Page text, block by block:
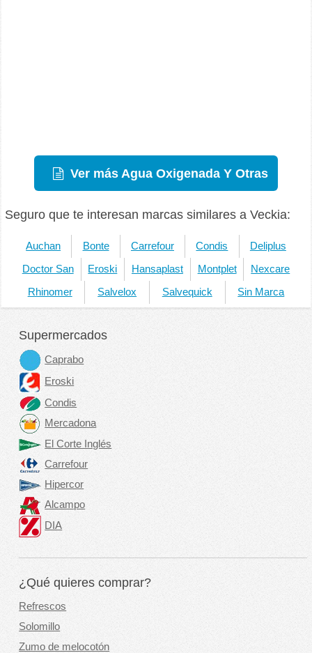
Ver más Agua Oxigenada Y Otras
Seguro que te interesan marcas similares a Veckia:
Auchan Bonte Carrefour Condis Deliplus
Doctor San Eroski Hansaplast Montplet Nexcare
Rhinomer Salvelox Salvequick Sin Marca
Supermercados
Caprabo
Eroski
Condis
Mercadona
El Corte Inglés
Carrefour
Hipercor
Alcampo
DIA
¿Qué quieres comprar?
Refrescos
Solomillo
Zumo de melocotón